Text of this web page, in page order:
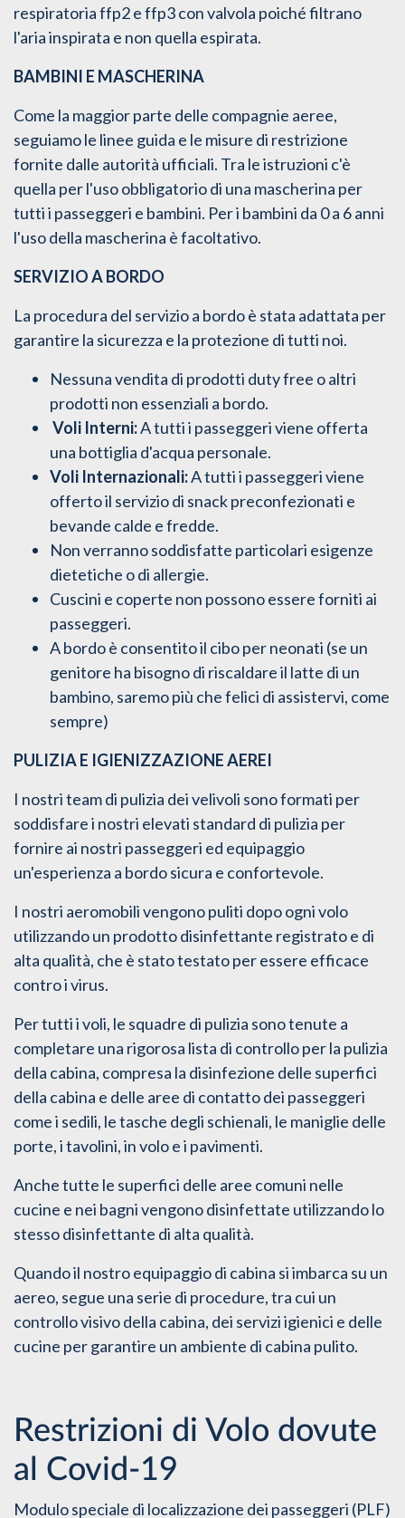
respiratoria ffp2 e ffp3 con valvola poiché filtrano
l'aria inspirata e non quella espirata.
BAMBINI E MASCHERINA
Come la maggior parte delle compagnie aeree,
seguiamo le linee guida e le misure di restrizione
fornite dalle autorità ufficiali. Tra le istruzioni c'è
quella per l'uso obbligatorio di una mascherina per
tutti i passeggeri e bambini. Per i bambini da 0 a 6 anni
l'uso della mascherina è facoltativo.
SERVIZIO A BORDO
La procedura del servizio a bordo è stata adattata per
garantire la sicurezza e la protezione di tutti noi.
Nessuna vendita di prodotti duty free o altri
prodotti non essenziali a bordo.
Voli Interni:A tutti i passeggeri viene offerta
una bottiglia d'acqua personale.
Voli Internazionali:A tutti i passeggeri viene
offerto il servizio di snack preconfezionati e
bevande calde e fredde.
Non verranno soddisfatte particolari esigenze
dietetiche o di allergie.
Cuscini e coperte non possono essere forniti ai
passeggeri.
A bordo è consentito il cibo per neonati (se un
genitore ha bisogno di riscaldare il latte di un
bambino, saremo più che felici di assistervi, come
sempre)
PULIZIA E IGIENIZZAZIONE AEREI
I nostri team di pulizia dei velivoli sono formati per
soddisfare i nostri elevati standard di pulizia per
fornire ai nostri passeggeri ed equipaggio
un'esperienza a bordo sicura e confortevole.
I nostri aeromobili vengono puliti dopo ogni volo
utilizzando un prodotto disinfettante registrato e di
alta qualità, che è stato testato per essere efficace
contro i virus.
Per tutti i voli, le squadre di pulizia sono tenute a
completare una rigorosa lista di controllo per la pulizia
della cabina, compresa la disinfezione delle superfici
della cabina e delle aree di contatto dei passeggeri
come i sedili, le tasche degli schienali, le maniglie delle
porte, i tavolini, in volo e i pavimenti.
Anche tutte le superfici delle aree comuni nelle
cucine e nei bagni vengono disinfettate utilizzando lo
stesso disinfettante di alta qualità.
Quando il nostro equipaggio di cabina si imbarca su un
aereo, segue una serie di procedure, tra cui un
controllo visivo della cabina, dei servizi igienici e delle
cucine per garantire un ambiente di cabina pulito.
Restrizioni di Volo dovute
al Covid-19
Modulo speciale di localizzazione dei passeggeri (PLF)